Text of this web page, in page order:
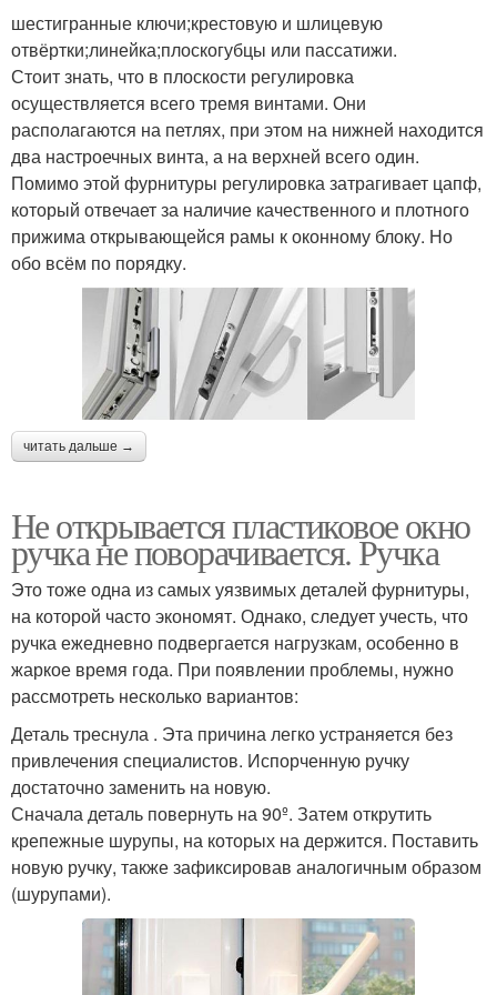
шестигранные ключи;крестовую и шлицевую
отвёртки;линейка;плоскогубцы или пассатижи.
Стоит знать, что в плоскости регулировка
осуществляется всего тремя винтами. Они
располагаются на петлях, при этом на нижней находится
два настроечных винта, а на верхней всего один.
Помимо этой фурнитуры регулировка затрагивает цапф,
который отвечает за наличие качественного и плотного
прижима открывающейся рамы к оконному блоку. Но
обо всём по порядку.
читать дальше →
Не открывается пластиковое окно
ручка не поворачивается. Ручка
Это тоже одна из самых уязвимых деталей фурнитуры,
на которой часто экономят. Однако, следует учесть, что
ручка ежедневно подвергается нагрузкам, особенно в
жаркое время года. При появлении проблемы, нужно
рассмотреть несколько вариантов:
Деталь треснула . Эта причина легко устраняется без
привлечения специалистов. Испорченную ручку
достаточно заменить на новую.
Сначала деталь повернуть на 90º. Затем открутить
крепежные шурупы, на которых на держится. Поставить
новую ручку, также зафиксировав аналогичным образом
(шурупами).